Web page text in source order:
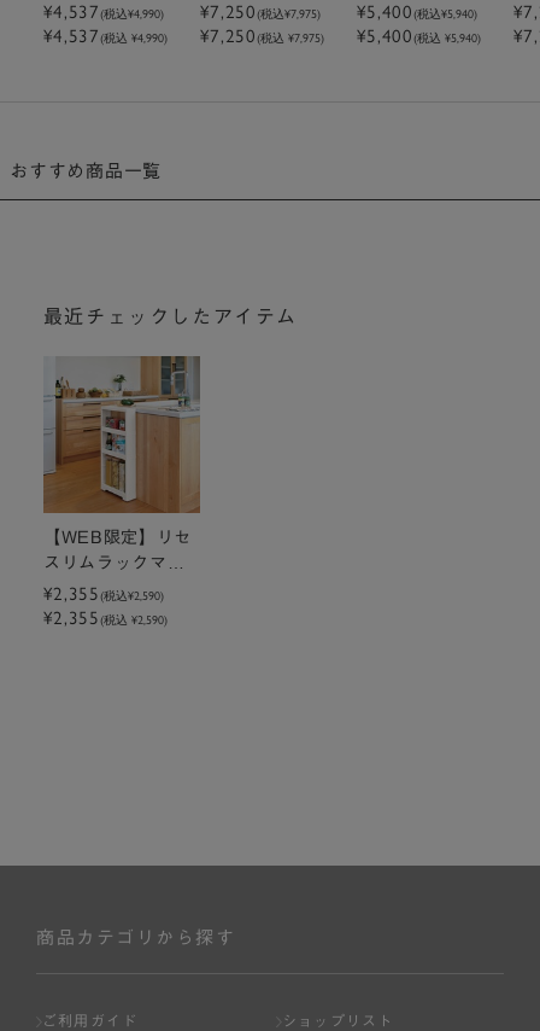
マルチ4段
¥4,537(税込¥4,990)
¥4,537(税込 ¥4,990)
9.5×H89cm
¥7,250(税込¥7,975)
¥7,250(税込 ¥7,975)
5×H61cm
¥5,400(税込¥5,940)
¥5,400(税込 ¥5,940)
おすすめ商品一覧
最近チェックしたアイテム
【WEB限定】リセ
スリムラックマル
チ4段
¥2,355(税込¥2,590)
¥2,355(税込 ¥2,590)
商品カテゴリから探す
ご利用ガイド ショップリスト